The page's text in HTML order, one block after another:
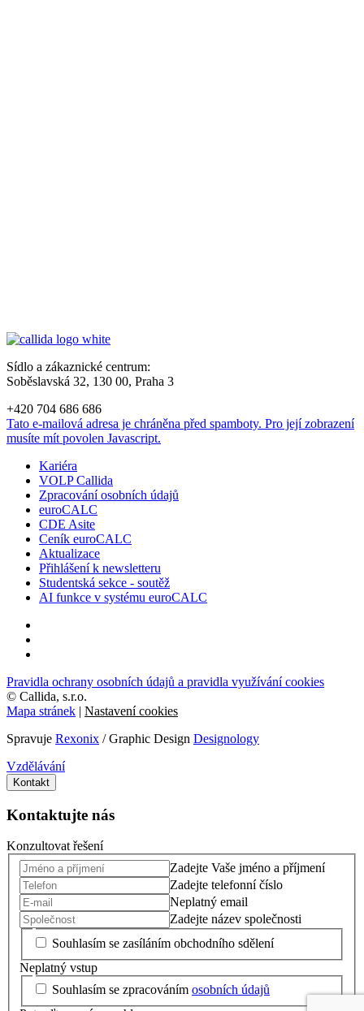
Sídlo a zákaznické centrum:
Soběslavská 32, 130 00, Praha 3
+420 704 686 686
Tato e-mailová adresa je chráněna před spamboty. Pro její zobrazení
musíte mít povolen Javascript.
Kariéra
VOLP Callida
Zpracování osobních údajů
euroCALC
CDE Asite
Ceník euroCALC
Aktualizace
Přihlášení k newsletteru
Studentská sekce - soutěž
AI funkce v systému euroCALC
Pravidla ochrany osobních údajů a pravidla využívání cookies
© Callida, s.r.o.
Mapa stránek | Nastavení cookies
Spravuje Rexonix / Graphic Design Designology
Vzdělávání
Kontakt
Kontaktujte nás
Konzultovat řešení
Zadejte Vaše jméno a příjmení
Zadejte telefonní číslo
Neplatný email
Zadejte název společnosti
Souhlasím se zasíláním obchodního sdělení
Neplatný vstup
Souhlasím se zpracováním osobních údajů